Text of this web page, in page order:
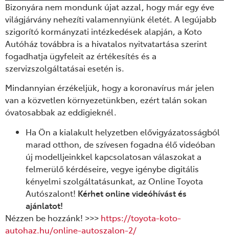
Bizonyára nem mondunk újat azzal, hogy már egy éve
világjárvány nehezíti valamennyiünk életét. A legújabb
szigorító kormányzati intézkedések alapján, a Koto
Autóház továbbra is a hivatalos nyitvatartása szerint
fogadhatja ügyfeleit az értékesítés és a
szervizszolgáltatásai esetén is.
Mindannyian érzékeljük, hogy a koronavírus már jelen
van a közvetlen környezetünkben, ezért talán sokan
óvatosabbak az eddigieknél.
Ha Ön a kialakult helyzetben elővigyázatosságból
marad otthon, de szívesen fogadna élő videóban
új modelljeinkkel kapcsolatosan válaszokat a
felmerülő kérdéseire, vegye igénybe digitális
kényelmi szolgáltatásunkat, az Online Toyota
Autószalont! Kérhet online videóhívást és
ajánlatot!
Nézzen be hozzánk! >>> https://toyota-koto-
autohaz.hu/online-autoszalon-2/